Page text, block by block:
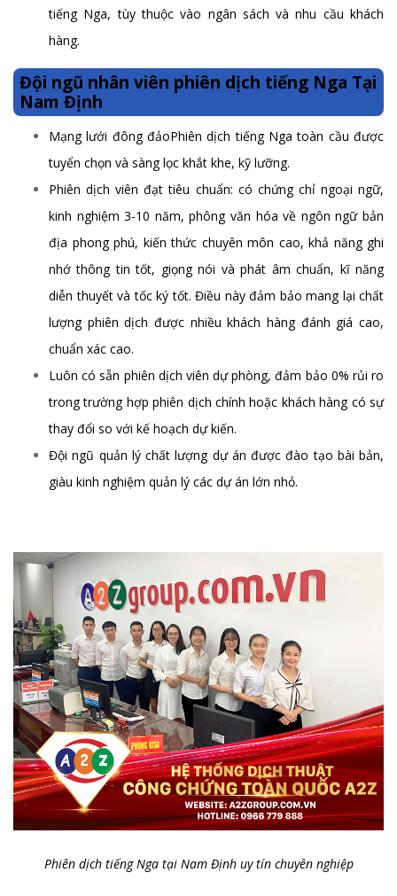
tiếng Nga, tùy thuộc vào ngân sách và nhu cầu khách
hàng.
Đội ngũ nhân viên phiên dịch tiếng Nga Tại
Nam Định
Mạng lưới đông đảoPhiên dịch tiếng Nga toàn cầu được
tuyển chọn và sàng lọc khắt khe, kỹ lưỡng.
Phiên dịch viên đạt tiêu chuẩn: có chứng chỉ ngoại ngữ,
kinh nghiệm 3-10 năm, phông văn hóa về ngôn ngữ bản
địa phong phú, kiến thức chuyên môn cao, khả năng ghi
nhớ thông tin tốt, giọng nói và phát âm chuẩn, kĩ năng
diễn thuyết và tốc ký tốt. Điều này đảm bảo mang lại chất
lượng phiên dịch được nhiều khách hàng đánh giá cao,
chuẩn xác cao.
Luôn có sẵn phiên dịch viên dự phòng, đảm bảo 0% rủi ro
trong trường hợp phiên dịch chính hoặc khách hàng có sự
thay đổi so với kế hoạch dự kiến.
Đội ngũ quản lý chất lượng dự án được đào tạo bài bản,
giàu kinh nghiệm quản lý các dự án lớn nhỏ.
Phiên dịch tiếng Nga tại Nam Định uy tín chuyên nghiệp